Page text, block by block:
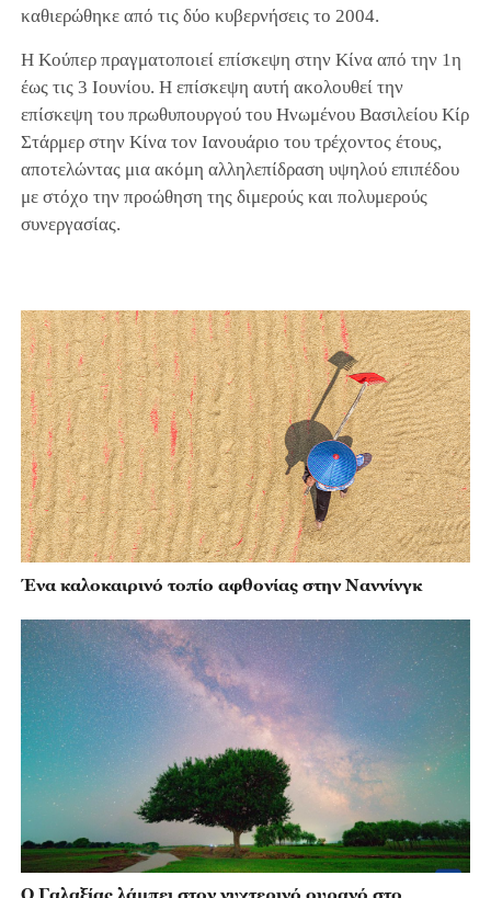
καθιερώθηκε από τις δύο κυβερνήσεις το 2004.
Η Κούπερ πραγματοποιεί επίσκεψη στην Κίνα από την 1η
έως τις 3 Ιουνίου. Η επίσκεψη αυτή ακολουθεί την
επίσκεψη του πρωθυπουργού του Ηνωμένου Βασιλείου Κίρ
Στάρμερ στην Κίνα τον Ιανουάριο του τρέχοντος έτους,
αποτελώντας μια ακόμη αλληλεπίδραση υψηλού επιπέδου
με στόχο την προώθηση της διμερούς και πολυμερούς
συνεργασίας.
Ένα καλοκαιρινό τοπίο αφθονίας στην Ναννίνγκ
Ο Γαλαξίας λάμπει στον νυχτερινό ουρανό στο